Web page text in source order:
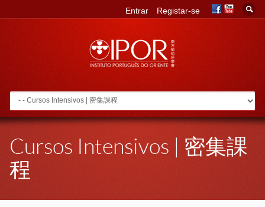
Go to:
Entrar Registar-se
Cursos Intensivos | 密集課
程